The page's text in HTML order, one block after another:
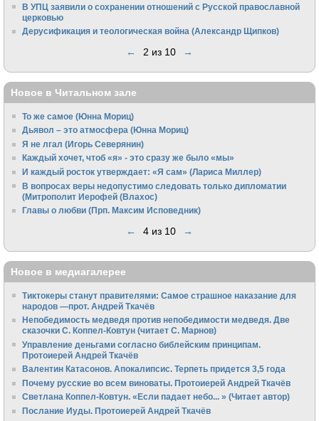
В УПЦ заявили о сохранении отношений с Русской православной
церковью
Дерусификация и теологическая война (Александр Щипков)
← 2 из 10 →
Новое в Читальном зале
То же самое (Юнна Мориц)
Дьявол – это атмосфера (Юнна Мориц)
Я не лгал (Игорь Северянин)
Каждый хочет, чтоб «я» - это сразу же было «мы»
И каждый росток утверждает: «Я сам» (Лариса Миллер)
В вопросах веры недопустимо следовать только дипломатии
(Митрополит Иерофей (Влахос)
Главы о любви (Прп. Максим Исповедник)
← 4 из 10 →
Новое в медиагалерее
Тиктокеры станут правителями: Самое страшное наказание для
народов —прот. Андрей Ткачёв
Непобедимость медведя против непобедимости медведя. Две
сказочки С. Коппел-Ковтун (читает С. Марнов)
Управление деньгами согласно библейским принципам.
Протоиерей Андрей Ткачёв
Валентин Катасонов. Апокалипсис. Терпеть придется 3,5 года
Почему русские во всем виноваты. Протоиерей Андрей Ткачёв
Светлана Коппел-Ковтун. «Если падает небо... » (Читает автор)
Послание Иуды. Протоиерей Андрей Ткачёв